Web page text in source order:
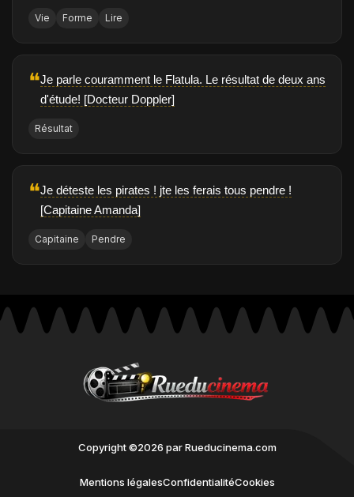
Vie Forme Lire
❝Je parle couramment le Flatula. Le résultat de deux ans
d'étude! [Docteur Doppler]
Résultat
❝Je déteste les pirates ! jte les ferais tous pendre !
[Capitaine Amanda]
Capitaine Pendre
Copyright ©2026 par Rueducinema.com
Mentions légalesConfidentialitéCookies